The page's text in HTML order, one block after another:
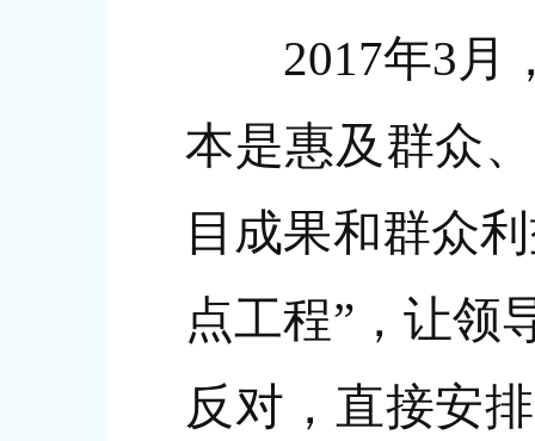
2017年3月，
本是惠及群众
目成果和群众
点工程”，让领
反对，直接安